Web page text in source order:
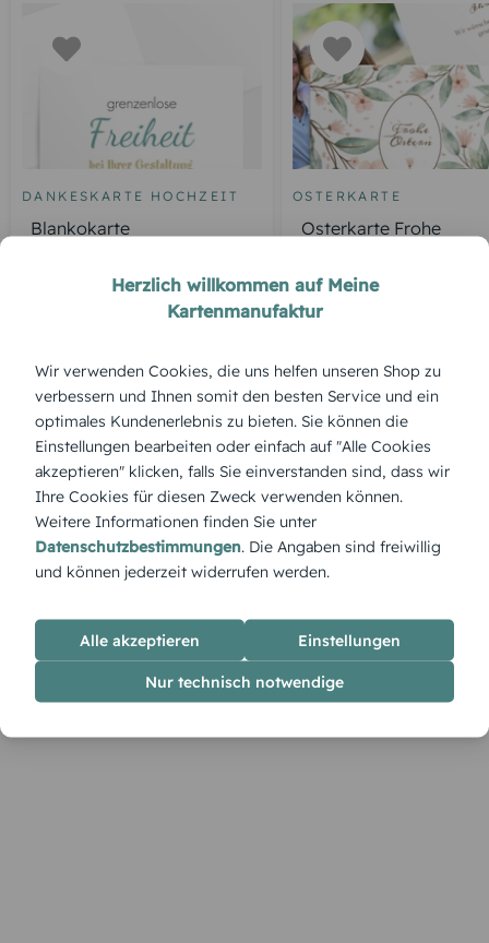
DANKESKARTE HOCHZEIT
Blankokarte
OSTERKARTE
Osterkarte Frohe
Produktbeschreibung
Mit dem „Blumenkranz“ umrahmst du deine Wünsche in
einem natürlichen Kreis voller Frische und zeitloser
Schönheit.
Herzlich willkommen auf Meine
Kartenmanufaktur
Wir verwenden Cookies, die uns helfen unseren Shop zu
verbessern und Ihnen somit den besten Service und ein
optimales Kundenerlebnis zu bieten. Sie können die
Einstellungen bearbeiten oder einfach auf "Alle Cookies
akzeptieren" klicken, falls Sie einverstanden sind, dass wir
Ihre Cookies für diesen Zweck verwenden können.
Weitere Informationen finden Sie unter
Datenschutzbestimmungen. Die Angaben sind freiwillig
und können jederzeit widerrufen werden.
Alle akzeptieren Einstellungen
Nur technisch notwendige